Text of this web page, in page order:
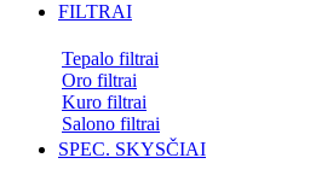
FILTRAI
Tepalo filtrai
Oro filtrai
Kuro filtrai
Salono filtrai
SPEC. SKYSČIAI